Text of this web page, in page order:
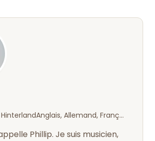
Anglais, Allemand, Français, italien
Phillip. Je suis musicien,